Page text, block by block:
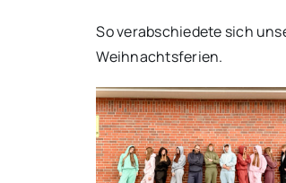
So verabschiedete sich
Weihnachtsferien.